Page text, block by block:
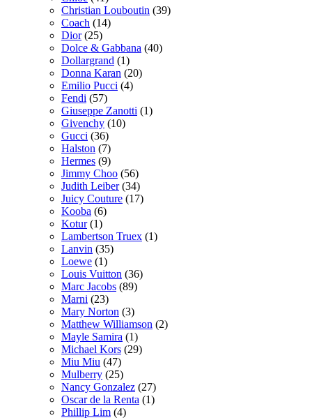
Christian Louboutin (39)
Coach (14)
Dior(25)
Dolce & Gabbana (40)
Dollargrand (1)
Donna Karan (20)
Emilio Pucci (4)
Fendi (57)
Giuseppe Zanotti (1)
Givenchy (10)
Gucci (36)
Halston (7)
Hermes (9)
Jimmy Choo (56)
Judith Leiber(34)
Juicy Couture (17)
Kooba (6)
Kotur(1)
Lambertson Truex (1)
Lanvin (35)
Loewe (1)
Louis Vuitton (36)
Marc Jacobs (89)
Marni (23)
Mary Norton (3)
Matthew Williamson (2)
Mayle Samira (1)
Michael Kors (29)
Miu Miu (47)
Mulberry (25)
Nancy Gonzalez (27)
Oscar de la Renta (1)
Phillip Lim (4)